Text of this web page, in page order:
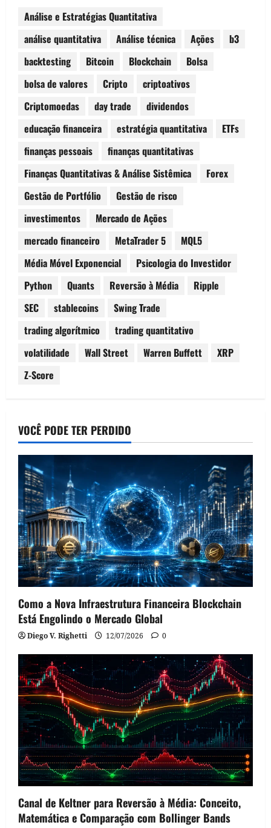
Análise e Estratégias Quantitativa
análise quantitativa
Análise técnica Ações
b3
backtesting
Bitcoin Blockchain
Bolsa
bolsa de valores
Cripto
criptoativos
Criptomoedas
day trade
dividendos
educação financeira
estratégia quantitativa
ETFs
finanças pessoais
finanças quantitativas
Finanças Quantitativas & Análise Sistêmica
Forex
Gestão de Portfólio
Gestão de risco
investimentos
Mercado de Ações
mercado financeiro
MetaTrader 5
MQL5
Média Móvel Exponencial
Psicologia do Investidor
Python
Quants Reversão à Média
Ripple
SEC
stablecoins
Swing Trade
trading algorítmico
trading quantitativo
volatilidade
Wall Street Warren Buffett
XRP
Z-Score
VOCÊ PODE TER PERDIDO
Como a Nova Infraestrutura Financeira Blockchain
Está Engolindo o Mercado Global
Diego V. Righetti 12/07/2026 0
Canal de Keltner para Reversão à Média: Conceito,
Matemática e Comparação com Bollinger Bands